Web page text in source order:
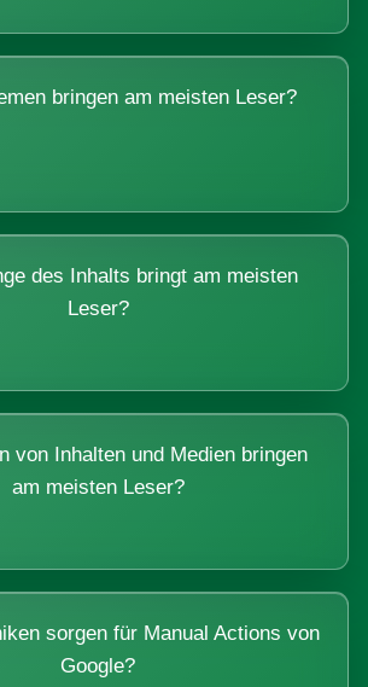
bringen am meisten Leser?
des Inhalts bringt am meisten
Leser?
von Inhalten und Medien bringen
am meisten Leser?
sorgen für Manual Actions von
Google?